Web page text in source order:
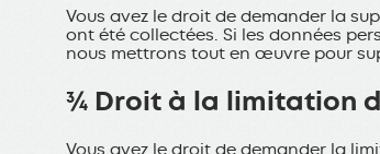
Vous avez le droit de demander la
ont été collectées. Si les données
nous mettrons tout en œuvre pour
¾ Droit à la limitation